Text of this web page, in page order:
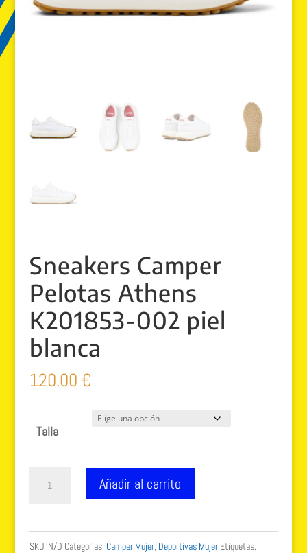
Sneakers Camper
Pelotas Athens
K201853-002 piel
blanca
120.00 €
Talla
Athens
Añadir al carrito
SKU: N/D Categorías: Camper Mujer, Deportivas Mujer Etiquetas: